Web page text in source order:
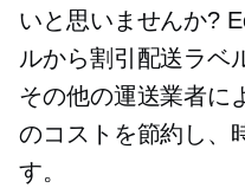
いと思いませんか?
ルから割引配送ラベ
その他の運送業者に
のコストを節約し、
す。